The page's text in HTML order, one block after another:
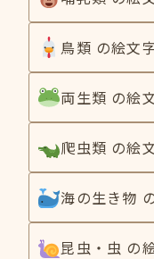
鳥類 の絵文
両生類 の絵
爬虫類 の絵
海の生き物
昆虫・虫 の